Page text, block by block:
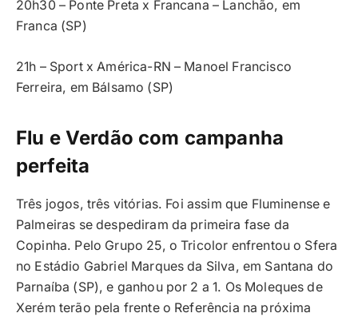
20h30 – Ponte Preta x Francana – Lanchão, em
Franca (SP)
21h – Sport x América-RN – Manoel Francisco
Ferreira, em Bálsamo (SP)
Flu e Verdão com campanha
perfeita
Três jogos, três vitórias. Foi assim que Fluminense e
Palmeiras se despediram da primeira fase da
Copinha. Pelo Grupo 25, o Tricolor enfrentou o Sfera
no Estádio Gabriel Marques da Silva, em Santana do
Parnaíba (SP), e ganhou por 2 a 1. Os Moleques de
Xerém terão pela frente o Referência na próxima